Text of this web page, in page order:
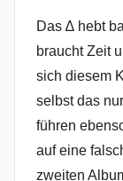
Das ∆ hebt
braucht Zeit
sich diesem
selbst das
führen
auf eine
zweiten